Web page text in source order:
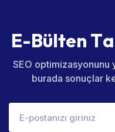
E-Bülten Ta
SEO optimizasyonunu
burada sonuçlar